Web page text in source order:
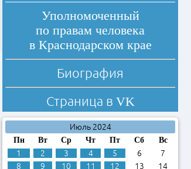
Уполномоченный
по правам человека
в Краснодарском крае
Биография
Страница в VK
Июль 2024
Пн Вт Ср Чт Пт Сб Вс
1 2 3 4 5 6
7
8
9 10 11 12 13 14